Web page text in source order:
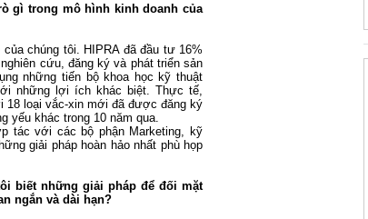
gì trong mô hình kinh doanh của
chúng tôi. HIPRA đã đầu tư 16%
cứu, đăng ký và phát triển sản
những tiến bộ khoa học kỹ thuật
những lợi ích khác biệt. Thực tế,
18 loại vắc-xin mới đã được đăng ký
yếu khác trong 10 năm qua.
tác với các bộ phận Marketing, kỹ
giải pháp hoàn hảo nhất phù họp
biết những giải pháp để đối mặt
ngắn và dài hạn?